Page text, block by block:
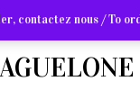
contactez nous / To